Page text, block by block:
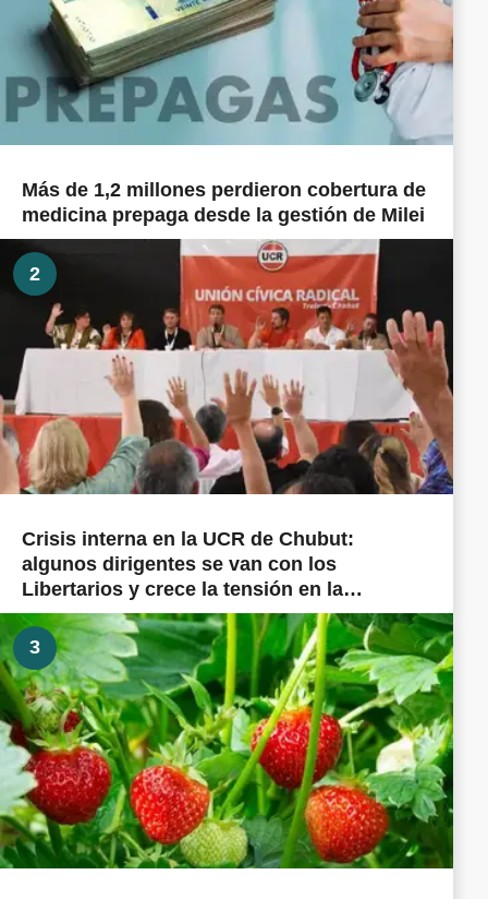
Más de 1,2 millones perdieron cobertura de
medicina prepaga desde la gestión de Milei
2
Crisis interna en la UCR de Chubut:
algunos dirigentes se van con los
Libertarios y crece la tensión en la
militancia cordillerana
3